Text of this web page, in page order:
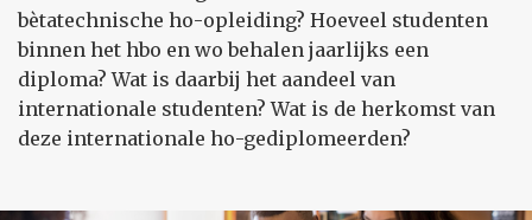
bètatechnische ho-opleiding? Hoeveel studenten
binnen het hbo en wo behalen jaarlijks een
diploma? Wat is daarbij het aandeel van
internationale studenten? Wat is de herkomst van
deze internationale ho-gediplomeerden?